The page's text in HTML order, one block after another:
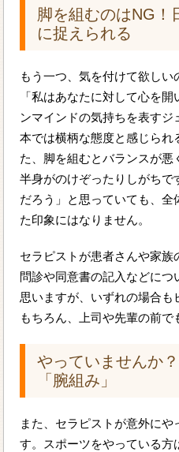
脚を組むのはNG！
に捉えられる
もう一つ、気を付けて欲し
「私はあなたに対して心を
ンマインドの気持ちを表す
本では横柄な態度と感じられ
た、脚を組むとバランスが悪
半身がのけぞったりしがちで
だろう」と思っていても、全
た印象にはなりません。
セラピストが患者さんや家族
問診や同意書の記入などにつ
思いますが、いずれの場合も
もちろん、上司や先輩の前で
やっていませんか
「腕組み」
また、セラピストが意外に
す。スポーツをやっている方